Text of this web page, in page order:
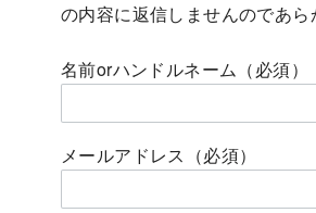
の内容に返信しませんのであら
名前orハンドルネーム（必須）
メールアドレス（必須）